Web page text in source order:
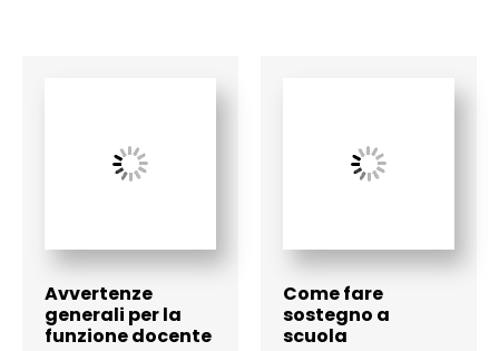
Avvertenze
generali per la
funzione docente
Come fare
sostegno a
scuola